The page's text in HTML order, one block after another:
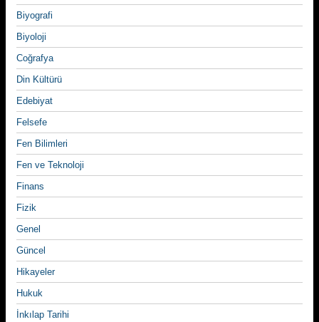
Biyografi
Biyoloji
Coğrafya
Din Kültürü
Edebiyat
Felsefe
Fen Bilimleri
Fen ve Teknoloji
Finans
Fizik
Genel
Güncel
Hikayeler
Hukuk
İnkılap Tarihi